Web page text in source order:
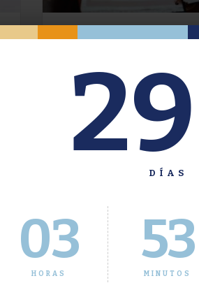
DÍAS
03
HORAS
53
MINUTOS
Oferta de Grado.
Inscripción del 30 de julio al 4
través del Sistema Académico